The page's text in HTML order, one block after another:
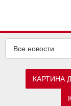
Все новости
КАРТИНА